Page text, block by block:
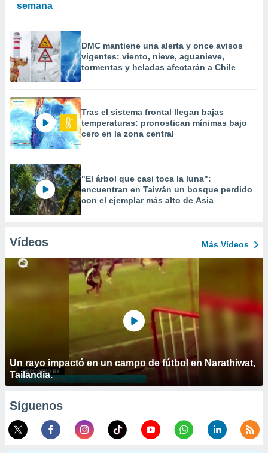
semana
DMC mantiene una alerta y once avisos
vigentes: viento, nieve, aguanieve,
tormentas y heladas afectarán a Chile
Tras el sistema frontal llegan bajas
temperaturas: pronostican mínimas bajo
cero en la zona central
"El árbol que casi toca la luna":
encuentran en Taiwán un bosque perdido
con el ejemplar más alto de Asia
Vídeos Más Vídeos
Un rayo impactó en un campo de fútbol en Narathiwat,
Tailandia.
Síguenos